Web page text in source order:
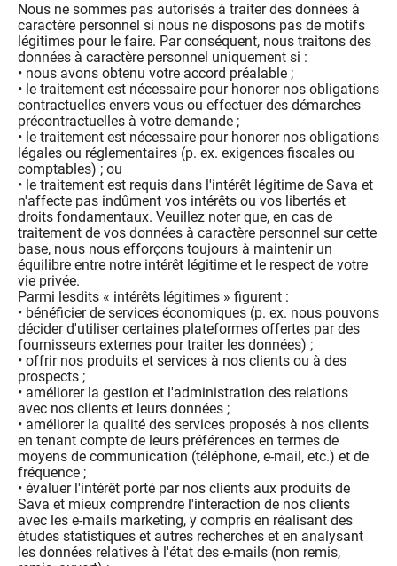
Nous ne sommes pas autorisés à traiter des données à
caractère personnel si nous ne disposons pas de motifs
légitimes pour le faire. Par conséquent, nous traitons des
données à caractère personnel uniquement si :
• nous avons obtenu votre accord préalable ;
• le traitement est nécessaire pour honorer nos obligations
contractuelles envers vous ou effectuer des démarches
précontractuelles à votre demande ;
• le traitement est nécessaire pour honorer nos obligations
légales ou réglementaires (p. ex. exigences fiscales ou
comptables) ; ou
• le traitement est requis dans l'intérêt légitime de Sava et
n'affecte pas indûment vos intérêts ou vos libertés et
droits fondamentaux. Veuillez noter que, en cas de
traitement de vos données à caractère personnel sur cette
base, nous nous efforçons toujours à maintenir un
équilibre entre notre intérêt légitime et le respect de votre
vie privée.
Parmi lesdits « intérêts légitimes » figurent :
• bénéficier de services économiques (p. ex. nous pouvons
décider d'utiliser certaines plateformes offertes par des
fournisseurs externes pour traiter les données) ;
• offrir nos produits et services à nos clients ou à des
prospects ;
• améliorer la gestion et l'administration des relations
avec nos clients et leurs données ;
• améliorer la qualité des services proposés à nos clients
en tenant compte de leurs préférences en termes de
moyens de communication (téléphone, e-mail, etc.) et de
fréquence ;
• évaluer l'intérêt porté par nos clients aux produits de
Sava et mieux comprendre l'interaction de nos clients
avec les e-mails marketing, y compris en réalisant des
études statistiques et autres recherches et en analysant
les données relatives à l'état des e-mails (non remis,